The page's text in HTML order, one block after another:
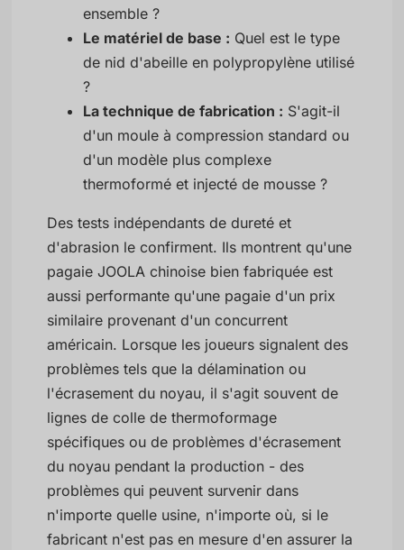
ensemble ?
Le matériel de base : Quel est le type
de nid d'abeille en polypropylène utilisé
?
La technique de fabrication : S'agit-il
d'un moule à compression standard ou
d'un modèle plus complexe
thermoformé et injecté de mousse ?
Des tests indépendants de dureté et
d'abrasion le confirment. Ils montrent qu'une
pagaie JOOLA chinoise bien fabriquée est
aussi performante qu'une pagaie d'un prix
similaire provenant d'un concurrent
américain. Lorsque les joueurs signalent des
problèmes tels que la délamination ou
l'écrasement du noyau, il s'agit souvent de
lignes de colle de thermoformage
spécifiques ou de problèmes d'écrasement
du noyau pendant la production - des
problèmes qui peuvent survenir dans
n'importe quelle usine, n'importe où, si le
fabricant n'est pas en mesure d'en assurer la